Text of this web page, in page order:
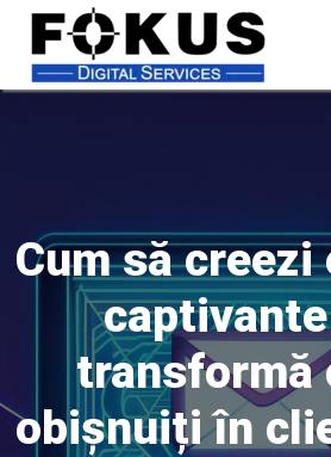
Cum să
transformă
obișnuiți în